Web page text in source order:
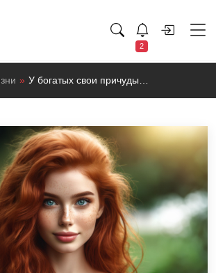
2
У богатых свои причуды…